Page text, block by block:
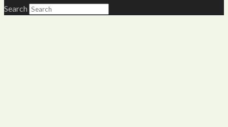
Search